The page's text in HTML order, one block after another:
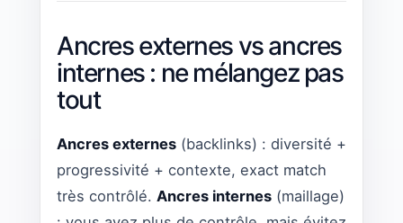
Ancres externes vs ancres
internes : ne mélangez pas
tout
Ancres externes (backlinks) : diversité +
progressivité + contexte, exact match
très contrôlé. Ancres internes (maillage)